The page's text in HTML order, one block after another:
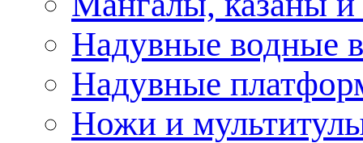
Надувные водные
Надувные
Ножи и